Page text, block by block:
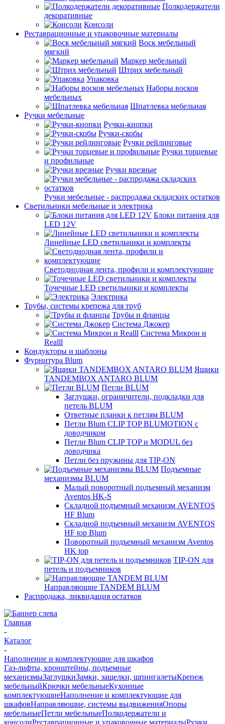
Полкодержатели
декоративные
Консоли
Реставрационные и упаковочные материалы
Воск мебельный
мягкий
Маркер мебельный
Штрих мебельный
Упаковка
Наборы восков
мебельных
Шпатлевка мебельная
Ручки мебельные
Ручки-кнопки
Ручки-скобы
Ручки рейлинговые
Ручки торцевые
и профильные
Ручки врезные
Ручки мебельные - распродажа складских остатков
Светильники мебельные и электрика
Блоки питания для
LED 12V
Линейные LED светильники и комплекты
Светодиодная лента, профили и комплектующие
Точечные LED светильники и комплекты
Электрика
Трубы, системы крепежа для труб
Трубы и фланцы
Система Джокер
Система Микрон и
Realll
Кондукторы и шаблоны
Фурнитура Blum
Ящики
TANDEMBOX ANTARO BLUM
Петли BLUM
Заглушки, ограничители, подкладки для
петель BLUM
Ответные планки к петлям BLUM
Петли Blum CLIP TOP BLUMOTION с
доводчиком
Петли Blum CLIP TOP и MODUL без
доводчика
Петли без пружины для TIP-ON
Подъемные
механизмы BLUM
Малый поворотный подъемный механизм
Aventos HK-S
Складной подъемный механизм AVENTOS
HF Blum
Складной подъемный механизм AVENTOS
HF top Blum
Поворотный подъемный механизм Aventos
HK top
TIP-ON для
петель и подъемников
Направляющие TANDEM BLUM
Распродажа, ликвидация остатков
Главная
-
Каталог
-
Наполнение и комплектующие для шкафов
Газ-лифты, кронштейны, подъемные
механизмыЗаглушкиЗамки, защелки, шпингалетыКрепеж
мебельныйКрючки мебельныеКухонные
комплектующиеНаполнение и комплектующие для
шкафовНаправляющие, системы выдвиженияОпоры
мебельныеПетли мебельныеПолкодержатели и
консолиРеставрационные и упаковочные материалыРучки